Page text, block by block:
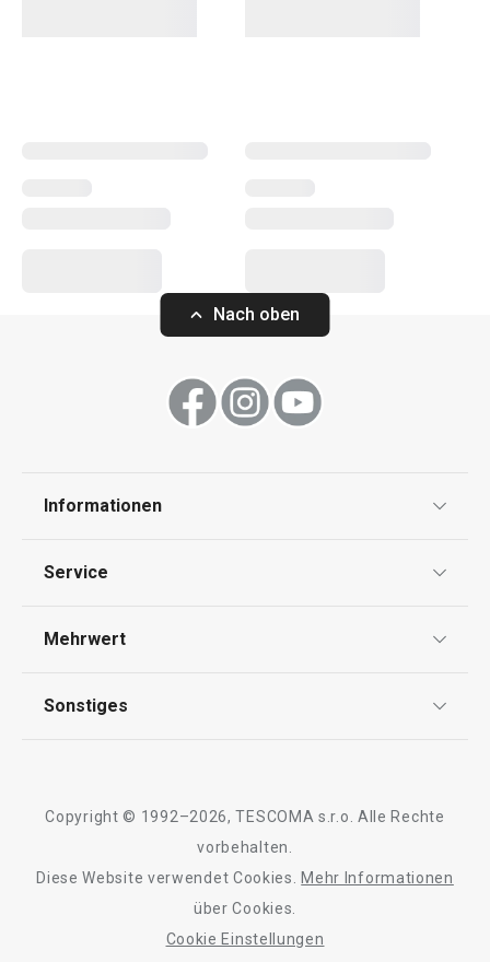
Nach oben
Informationen
Impressum
Service
Rückgabe von Waren/Reklamation
Mehrwert
Sonstiges
Barrierefreiheit
Copyright © 1992–2026, TESCOMA s.r.o. Alle Rechte
vorbehalten.
Diese Website verwendet Cookies.
Mehr Informationen
über Cookies.
Cookie Einstellungen